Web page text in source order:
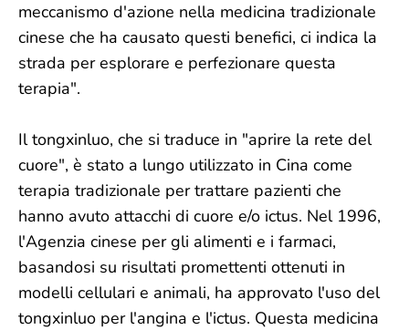
meccanismo d'azione nella medicina tradizionale
cinese che ha causato questi benefici, ci indica la
strada per esplorare e perfezionare questa
terapia".
Il tongxinluo, che si traduce in "aprire la rete del
cuore", è stato a lungo utilizzato in Cina come
terapia tradizionale per trattare pazienti che
hanno avuto attacchi di cuore e/o ictus. Nel 1996,
l'Agenzia cinese per gli alimenti e i farmaci,
basandosi su risultati promettenti ottenuti in
modelli cellulari e animali, ha approvato l'uso del
tongxinluo per l'angina e l'ictus. Questa medicina